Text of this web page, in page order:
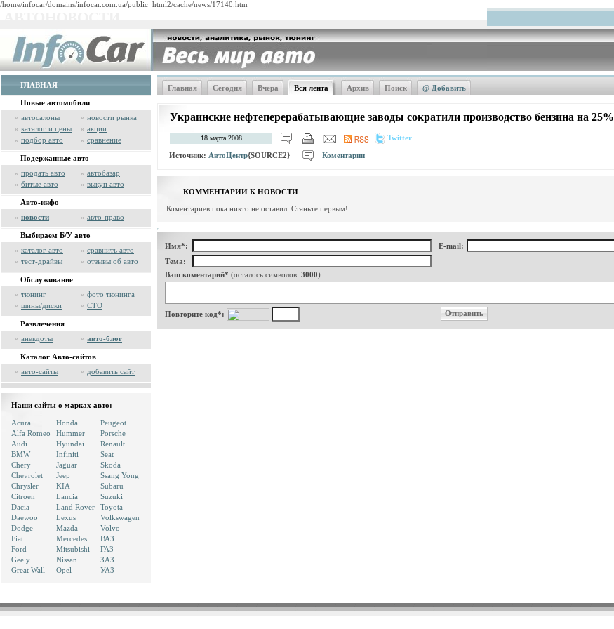
/home/infocar/domains/infocar.com.ua/public_html2/cache/news/17140.htm
ГЛАВНАЯ
Новые автомобили
» автосалоны » новости рынка
» каталог и цены » акции
» подбор авто » сравнение
Подержанные авто
» продать авто » автобазар
» битые авто » выкуп авто
Авто-инфо
» новости » авто-право
Выбираем Б/У авто
» каталог авто » сравнить авто
» тест-драйвы » отзывы об авто
Обслуживание
» тюнинг » фото тюнинга
» шины/диски » СТО
Развлечения
» анекдоты » авто-блог
Каталог Авто-сайтов
» авто-сайты » добавить сайт
Наши сайты о марках авто:
Acura
Alfa Romeo
Audi
BMW
Chery
Chevrolet
Chrysler
Citroen
Dacia
Daewoo
Dodge
Fiat
Ford
Geely
Great Wall
Honda
Hummer
Hyundai
Infiniti
Jaguar
Jeep
KIA
Lancia
Land Rover
Lexus
Mazda
Mercedes
Mitsubishi
Nissan
Opel
Peugeot
Porsche
Renault
Seat
Skoda
Ssang Yong
Subaru
Suzuki
Toyota
Volkswagen
Volvo
ВАЗ
ГАЗ
ЗАЗ
УАЗ
Главная Сегодня Вчера Вся лента Архив Поиск @ Добавить
Украинские нефтеперерабатывающие заводы сократили производство бензина на 25%
18 марта 2008 Twitter
Источник: АвтоЦентр{SOURCE2} Коментарии
КОММЕНТАРИИ К НОВОСТИ
Коментариев пока никто не оставил. Станьте первым!
Имя*: E-mail:
Тема:
Ваш коментарий* (осталось символов: 3000)
Повторите код*: